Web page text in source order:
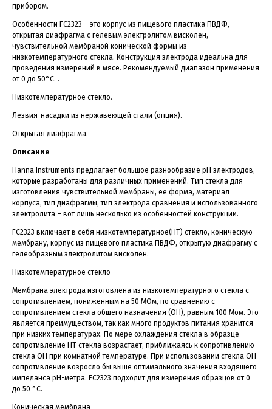
прибором.
Особенности FC2323 – это корпус из пищевого пластика ПВДФ,
открытая диафрагма с гелевым электролитом висколен,
чувствительной мембраной конической формы из
низкотемпературного стекла. Конструкция электрода идеальна для
проведения измерений в мясе. Рекомендуемый диапазон применения
от 0 до 50°С. .
Низкотемпературное стекло.
Лезвия-насадки из нержавеющей стали (опция).
Открытая диафрагма.
Описание
Hanna Instruments предлагает большое разнообразие рН электродов,
которые разработаны для различных применений. Тип стекла для
изготовления чувствительной мембраны, ее форма, материал
корпуса, тип диафрагмы, тип электрода сравнения и использованного
электролита – вот лишь несколько из особенностей конструкции.
FC2323 включает в себя низкотемпературное(НТ) стекло, коническую
мембрану, корпус из пищевого пластика ПВДФ, открытую диафрагму с
гелеобразным электролитом висколен.
Низкотемпературное стекло
Мембрана электрода изготовлена из низкотемпературного стекла с
сопротивлением, пониженным на 50 МОм, по сравнению с
сопротивлением стекла общего назначения (ОН), равным 100 Мом. Это
является преимуществом, так как много продуктов питания хранится
при низких температурах. По мере охлаждения стекла в образце
сопротивление НТ стекла возрастает, приближаясь к сопротивлению
стекла ОН при комнатной температуре. При использовании стекла ОН
сопротивление возросло бы выше оптимального значения входящего
импеданса рН-метра. FC2323 подходит для измерения образцов от 0
до 50 °С.
Коническая мембрана